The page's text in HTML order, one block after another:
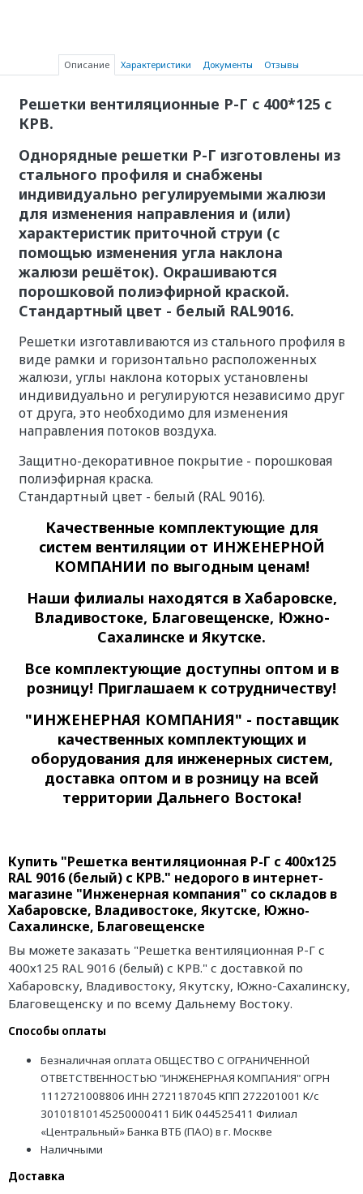
Описание Характеристики Документы Отзывы
Решетки вентиляционные Р-Г с 400*125 с
КРВ.
Однорядные решетки Р-Г изготовлены из
стального профиля и снабжены
индивидуально регулируемыми жалюзи
для изменения направления и (или)
характеристик приточной струи (с
помощью изменения угла наклона
жалюзи решёток). Окрашиваются
порошковой полиэфирной краской.
Стандартный цвет - белый RAL9016.
Решетки изготавливаются из стального профиля в
виде рамки и горизонтально расположенных
жалюзи, углы наклона которых установлены
индивидуально и регулируются независимо друг
от друга, это необходимо для изменения
направления потоков воздуха.
Защитно-декоративное покрытие - порошковая
полиэфирная краска.
Стандартный цвет - белый (RAL 9016).
Качественные комплектующие для
систем вентиляции от ИНЖЕНЕРНОЙ
КОМПАНИИ по выгодным ценам!
Наши филиалы находятся в Хабаровске,
Владивостоке, Благовещенске, Южно-
Сахалинске и Якутске.
Все комплектующие доступны оптом и в
розницу! Приглашаем к сотрудничеству!
"ИНЖЕНЕРНАЯ КОМПАНИЯ" - поставщик
качественных комплектующих и
оборудования для инженерных систем,
доставка оптом и в розницу на всей
территории Дальнего Востока!
Купить "Решетка вентиляционная Р-Г с 400х125
RAL 9016 (белый) с КРВ." недорого в интернет-
магазине "Инженерная компания" со складов в
Хабаровске, Владивостоке, Якутске, Южно-
Сахалинске, Благовещенске
Вы можете заказать "Решетка вентиляционная Р-Г с
400х125 RAL 9016 (белый) с КРВ." с доставкой по
Хабаровску, Владивостоку, Якутску, Южно-Сахалинску,
Благовещенску и по всему Дальнему Востоку.
Способы оплаты
Безналичная оплата ОБЩЕСТВО С ОГРАНИЧЕННОЙ
ОТВЕТСТВЕННОСТЬЮ "ИНЖЕНЕРНАЯ КОМПАНИЯ" ОГРН
1112721008806 ИНН 2721187045 КПП 272201001 К/с
30101810145250000411 БИК 044525411 Филиал
«Центральный» Банка ВТБ (ПАО) в г. Москве
Наличными
Доставка